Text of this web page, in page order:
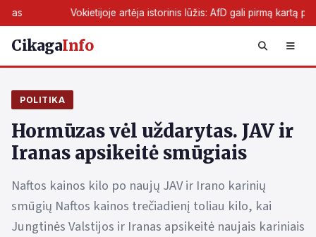
artėja istorinis lūžis: AfD gali pirmą kartą perimti žemės
CikagaInfo
POLITIKA
Hormūzas vėl uždarytas. JAV ir
Iranas apsikeitė smūgiais
Naftos kainos kilo po naujų JAV ir Irano karinių
smūgių Naftos kainos trečiadienį toliau kilo, kai
Jungtinės Valstijos ir Iranas apsikeitė naujais kariniais